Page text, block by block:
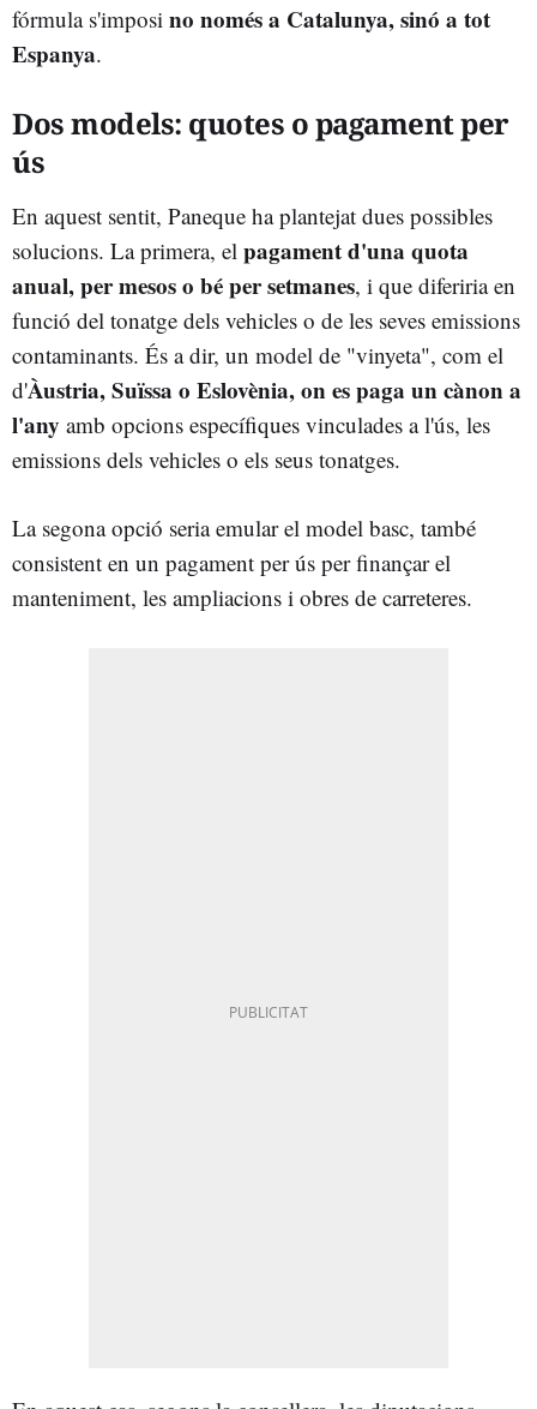
fórmula s'imposi no només a Catalunya, sinó a tot
Espanya.
Dos models: quotes o pagament per
ús
En aquest sentit, Paneque ha plantejat dues possibles
solucions. La primera, el pagament d'una quota
anual, per mesos o bé per setmanes, i que diferiria en
funció del tonatge dels vehicles o de les seves emissions
contaminants. És a dir, un model de "vinyeta", com el
d'Àustria, Suïssa o Eslovènia, on es paga un cànon a
l'any amb opcions específiques vinculades a l'ús, les
emissions dels vehicles o els seus tonatges.
La segona opció seria emular el model basc, també
consistent en un pagament per ús per finançar el
manteniment, les ampliacions i obres de carreteres.